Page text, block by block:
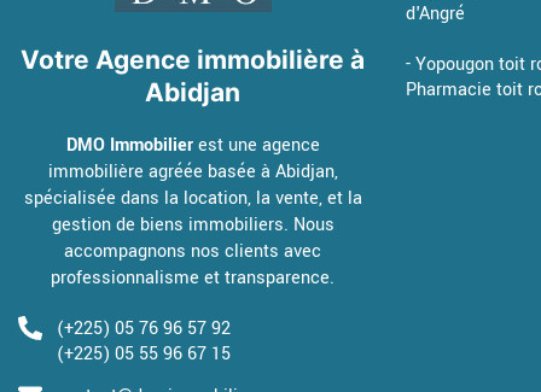
Votre Agence immobilière à
Abidjan
DMO Immobilierest une agence
immobilière agréée basée à Abidjan,
spécialisée dans la location, la vente, et la
gestion de biens immobiliers. Nous
accompagnons nos clients avec
professionnalisme et transparence.
(+225) 05 76 96 57 92
(+225) 05 55 96 67 15
d'Angré
- Yopougon toit
Pharmacie toit